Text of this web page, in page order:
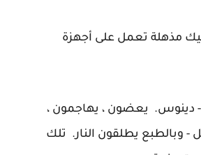
مذهلة تعمل على أجهزة
- دينوس. يعضون ، يهاجمون ،
- وبالطبع يطلقون النار. تلك